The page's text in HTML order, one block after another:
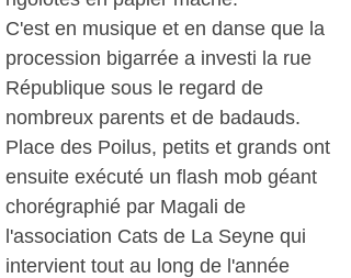
C'est en musique et en danse que la
procession bigarrée a investi la rue
République sous le regard de
nombreux parents et de badauds.
Place des Poilus, petits et grands ont
ensuite exécuté un flash mob géant
chorégraphié par Magali de
l'association Cats de La Seyne qui
intervient tout au long de l'année